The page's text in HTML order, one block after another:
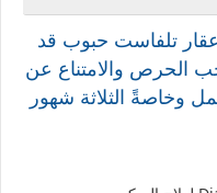
تلفاست حبوب قد
الحرص والامتناع عن
وخاصةً الثلاثة شهور